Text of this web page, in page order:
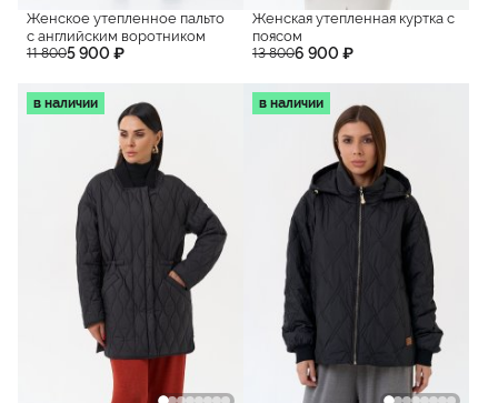
Женское утепленное пальто
с английским воротником
11 8005 900 ₽
Женская утепленная куртка с
поясом
13 8006 900 ₽
в наличии в наличии